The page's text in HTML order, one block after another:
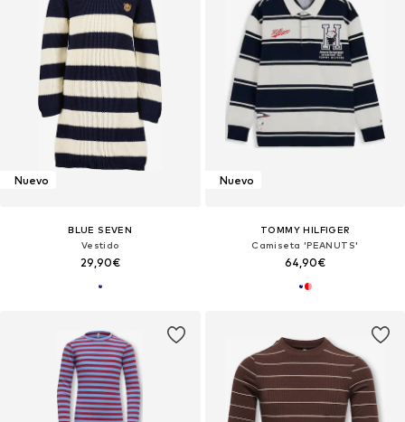
Nuevo
BLUE SEVEN
Vestido
29,90€
Nuevo
TOMMY HILFIGER
Camiseta 'PEANUTS'
64,90€